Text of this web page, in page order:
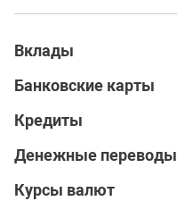
Вклады
Банковские карты
Кредиты
Денежные переводы
Курсы валют